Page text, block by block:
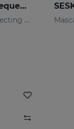
SESKAVEL FREQUENCE Frequenzshampoo
Makes hair soft and supple, protecting it from oxidative damage and external agents.